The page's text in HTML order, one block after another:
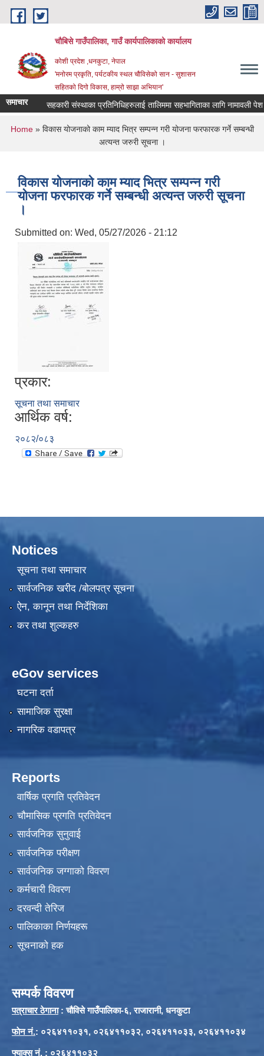
Skip to main content
चौबिसे गाउँपालिका, गाउँ कार्यपालिकाको कार्यालय
कोशी प्रदेश ,धनकुटा, नेपाल
'मनोरम प्रकृति, पर्यटकीय स्थल चौविसेको सान - सुशासन
सहितको दिगो विकास, हाम्रो साझा अभियान'
समाचार सहकारी संस्थाका प्रतिनिधिहरुलाई तालिममा सहभागिताका लागि नामावली पेश
You are here
Home» विकास योजनाको काम म्याद भित्र सम्पन्न गरी योजना फरफारक गर्ने सम्बन्धी
अत्यन्त जरुरी सूचना ।
विकास योजनाको काम म्याद भित्र सम्पन्न गरी
योजना फरफारक गर्ने सम्बन्धी अत्यन्त जरुरी सूचना
।
Submitted on: Wed, 05/27/2026 - 21:12
प्रकार:
सूचना तथा समाचार
आर्थिक वर्ष:
२०८२/०८३
Notices
सूचना तथा समाचार
सार्वजनिक खरीद /बोलपत्र सूचना
ऐन, कानून तथा निर्देशिका
कर तथा शुल्कहरु
eGov services
घटना दर्ता
सामाजिक सुरक्षा
नागरिक वडापत्र
Reports
वार्षिक प्रगति प्रतिवेदन
चौमासिक प्रगति प्रतिवेदन
सार्वजनिक सुनुवाई
सार्वजनिक परीक्षण
सार्वजनिक जग्गाको विवरण
कर्मचारी विवरण
दरवन्दी तेरिज
पालिकाका निर्णयहरू
सूचनाको हक
सम्पर्क विवरण
पत्राचार ठेगाना: चौविसे गाउँपालिका-६, राजारानी, धनकुटा
फाेन नं.: ०२६४११०३१, ०२६४११०३२, ०२६४११०३३, ०२६४११०३४
फ्याक्स नं. : ०२६४११०३२